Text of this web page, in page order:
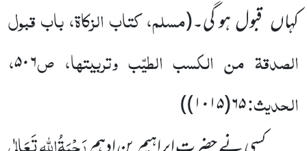
کہاں قبول ہو گی۔(مسلم، کتاب الزکاۃ، باب قبول
الصدقۃ من الکسب الطیّب وتربیتہا، ص۵۰۶،
الحدیث:۶۵(۱۰۱۵)
)